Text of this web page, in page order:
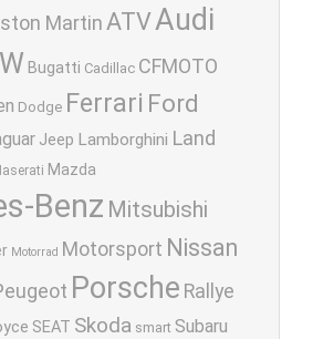
Martin ATVAudi
Bugatti Cadillac CFMOTO
Dodge Ferrari Ford
Jeep Lamborghini Land
Mazda
Benz Mitsubishi
Motorrad Motorsport Nissan
Porsche Rallye
SEAT Skoda smart Subaru